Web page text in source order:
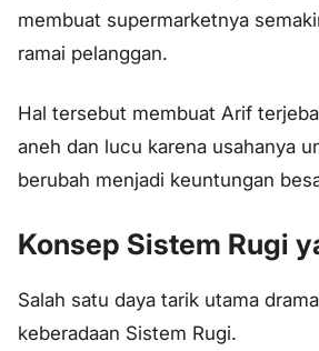
membuat supermarketnya
ramai pelanggan.
Hal tersebut membuat Arif
aneh dan lucu karena usahanya
berubah menjadi keuntungan
Konsep Sistem Rugi
Salah satu daya tarik utama
keberadaan Sistem Rugi.